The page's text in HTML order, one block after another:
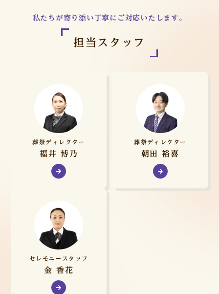
私たちが寄り添い丁寧にご対応いたします。
担当スタッフ
葬祭ディレクター
福井 博乃
葬祭ディレクター
朝田 裕喜
セレモニースタッフ
金 香花